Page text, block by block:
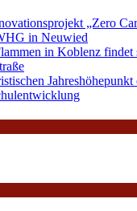
„Zero
in Neuwied
in Koblenz findet